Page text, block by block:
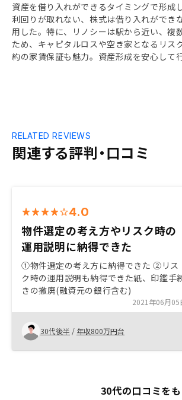
資産を借り入れができるタイミングで形成
利回りが取れない、株式は借り入れができ
用した。特に、リノシーは駅から近い、複
ため、キャピタルロスや空き家となるリス
約の家賃保証も魅力。資産形成を安心して行
関連する評判・口コミ
RELATED REVIEWS
4.0
物件選定の考え方やリスク時の
運用説明に納得できた
①物件選定の考え方に納得できた ②リス
ク時の運用説明も納得できた紙、印鑑手
きの撤廃(融資元の銀行含む)
2021年06月05
30代後半 / 年収800万円台
30代の口コミを